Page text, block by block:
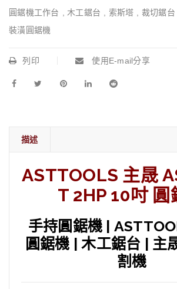
圓鋸機工作台
木工鋸台 索斯塔 裁切鋸台
裝潢圓鋸機
列印 使用E-mail分享
描述
ASTTOOLS 主晟
T 2HP 10吋 圓
手持圓鋸機 |
圓鋸機 | 木工鋸台 | 主
割機